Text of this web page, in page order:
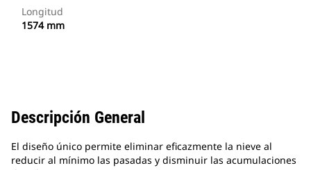
Longitud
1574 mm
Descripción General
El diseño único permite eliminar eficazmente la nieve al
reducir al mínimo las pasadas y disminuir las acumulaciones